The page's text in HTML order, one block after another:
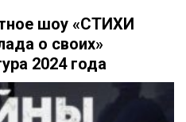
шоу «СТИХИ
о своих»
2024 года